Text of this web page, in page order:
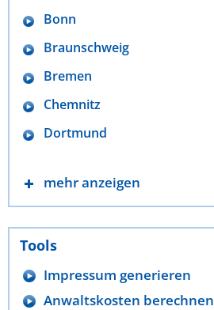
Bonn
Braunschweig
Bremen
Chemnitz
Dortmund
mehr anzeigen
Tools
Impressum generieren
Anwaltskosten berechnen